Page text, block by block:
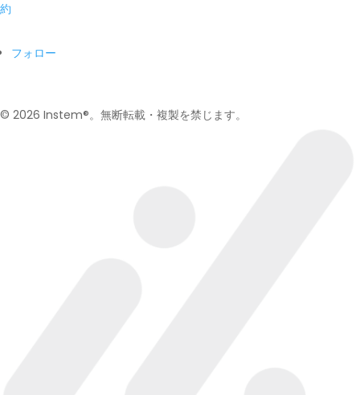
約
フォロー
© 2026 Instem®。無断転載・複製を禁じます。